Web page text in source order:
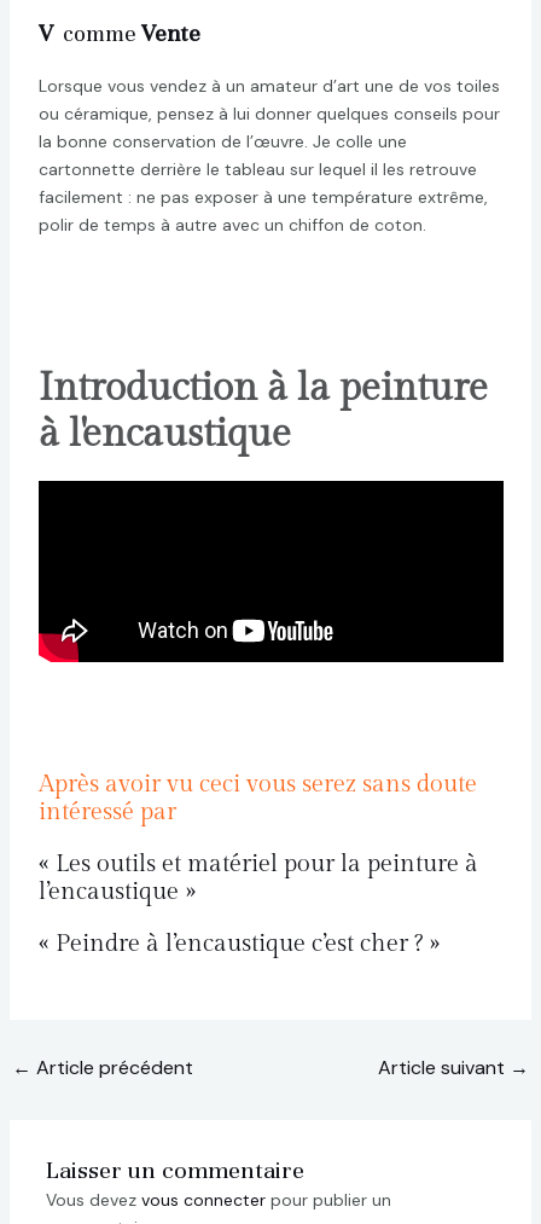
V comme Vente
Lorsque vous vendez à un amateur d’art une de vos toiles
ou céramique, pensez à lui donner quelques conseils pour
la bonne conservation de l’œuvre. Je colle une
cartonnette derrière le tableau sur lequel il les retrouve
facilement : ne pas exposer à une température extrême,
polir de temps à autre avec un chiffon de coton.
Introduction à la peinture
à l'encaustique
Après avoir vu ceci vous serez sans doute
intéressé par
« Les outils et matériel pour la peinture à
l’encaustique »
« Peindre à l’encaustique c’est cher ? »
← Article précédent Article suivant →
Laisser un commentaire
Vous devez vous connecterpour publier un